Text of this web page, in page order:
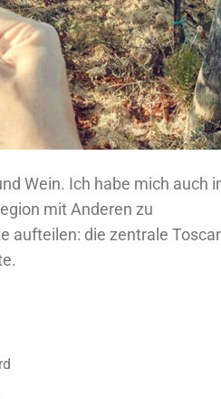
Wein. Ich habe mich auch
mit Anderen zu
aufteilen: die zentrale